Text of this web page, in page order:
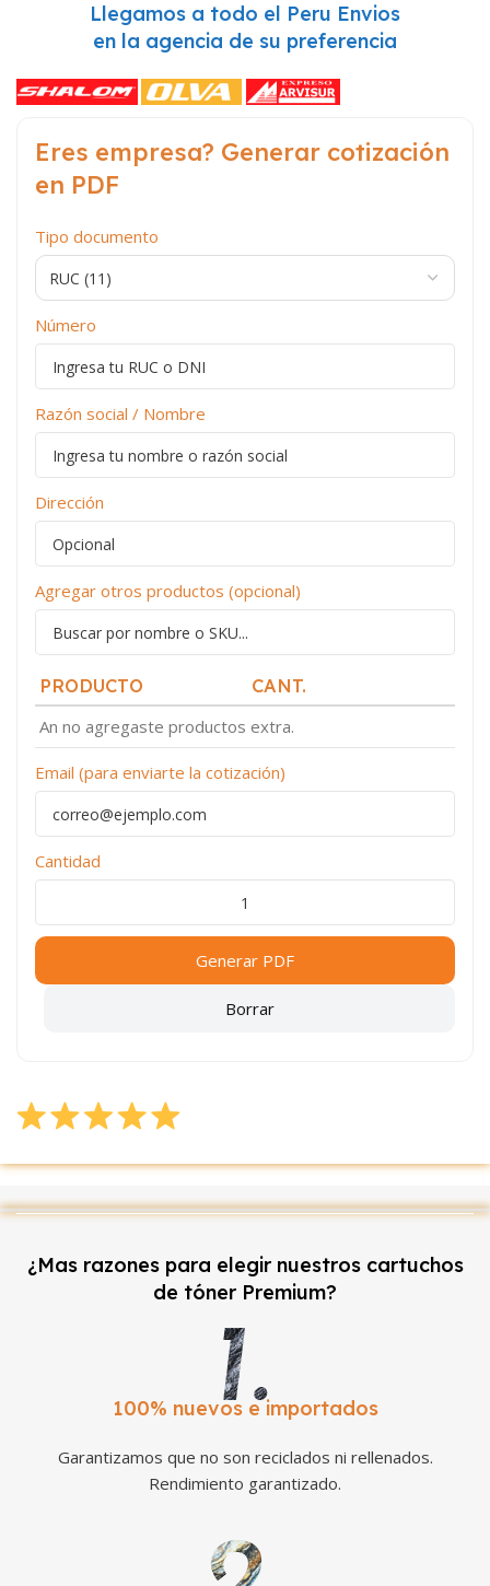
Llegamos a todo el Peru Envios
en la agencia de su preferencia
Eres empresa? Generar cotización
en PDF
Tipo documento
Número
Razón social / Nombre
Dirección
Agregar otros productos (opcional)
PRODUCTO CANT.
An no agregaste productos extra.
Email (para enviarte la cotización)
Cantidad
Generar PDF
Borrar
¿Mas razones para elegir nuestros cartuchos
de tóner Premium?
100% nuevos e importados
Garantizamos que no son reciclados ni rellenados.
Rendimiento garantizado.